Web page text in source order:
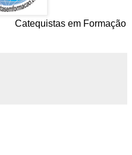
Catequistas em Formação